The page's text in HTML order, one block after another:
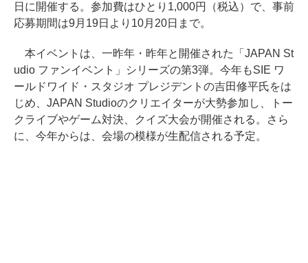
日に開催する。参加費はひとり1,000円（税込）で、事前
応募期間は9月19日より10月20日まで。
本イベントは、一昨年・昨年と開催された「JAPAN St
udio ファンイベント」シリーズの第3弾。今年もSIE ワ
ールドワイド・スタジオ プレジデントの吉田修平氏をは
じめ、JAPAN Studioのクリエイターが大勢参加し、トー
クライブやゲーム対決、クイズ大会が開催される。さら
に、今年からは、会場の模様が生配信される予定。